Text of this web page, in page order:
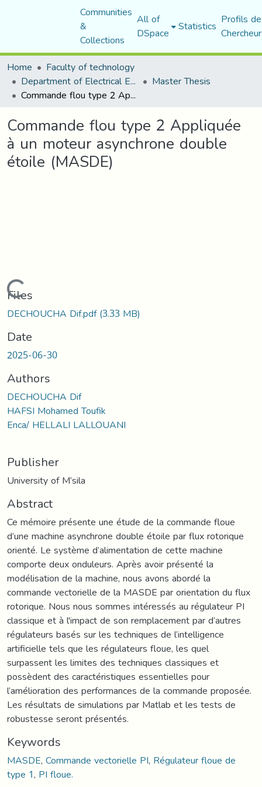
Communities
&
Collections
All of
DSpace Statistics Profils
Home
Faculty of technology
Department of Electrical Engineering Master Thesis
Commande flou type 2 Appliquée à un moteur asynchrone double étoile (MASDE)
Commande flou type 2 Appliquée
à un moteur asynchrone double
étoile (MASDE)
Loading...
Files
DECHOUCHA Dif.pdf(3.33 MB)
Date
2025-06-30
Authors
DECHOUCHA Dif
HAFSI Mohamed Toufik
Enca/ HELLALI LALLOUANI
Publisher
University of M’sila
Abstract
Ce mémoire présente une étude de la commande floue
d’une machine asynchrone double étoile par flux rotorique
orienté. Le système d’alimentation de cette machine
comporte deux onduleurs. Après avoir présenté la
modélisation de la machine, nous avons abordé la
commande vectorielle de la MASDE par orientation du flux
rotorique. Nous nous sommes intéressés au régulateur PI
classique et à l'impact de son remplacement par d’autres
régulateurs basés sur les techniques de l’intelligence
artificielle tels que les régulateurs floue, les quel
surpassent les limites des techniques classiques et
possèdent des caractéristiques essentielles pour
l’amélioration des performances de la commande proposée.
Les résultats de simulations par Matlab et les tests de
robustesse seront présentés.
Keywords
MASDE,Commande vectorielle PI, Régulateur floue de
type 1, PI floue.